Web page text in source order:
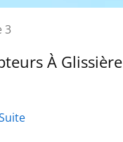
3
À Glissière